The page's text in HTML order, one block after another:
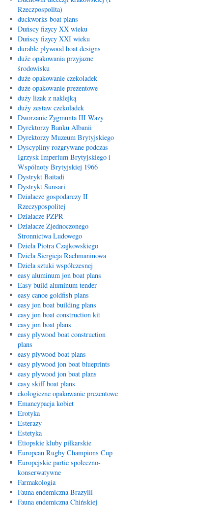
Rzeczpospolita)
duckworks boat plans
Duńscy fizycy XX wieku
Duńscy fizycy XXI wieku
durable plywood boat designs
duże opakowania przyjazne
środowisku
duże opakowanie czekoladek
duże opakowanie prezentowe
duży lizak z naklejką
duży zestaw czekoladek
Dworzanie Zygmunta III Wazy
Dyrektorzy Banku Albanii
Dyrektorzy Muzeum Brytyjskiego
Dyscypliny rozgrywane podczas
Igrzysk Imperium Brytyjskiego i
Wspólnoty Brytyjskiej 1966
Dystrykt Baitadi
Dystrykt Sunsari
Działacze gospodarczy II
Rzeczypospolitej
Działacze PZPR
Działacze Zjednoczonego
Stronnictwa Ludowego
Dzieła Piotra Czajkowskiego
Dzieła Siergieja Rachmaninowa
Dzieła sztuki współczesnej
easy aluminum jon boat plans
Easy build aluminum tender
easy canoe goldfish plans
easy jon boat building plans
easy jon boat construction kit
easy jon boat plans
easy plywood boat construction
plans
easy plywood boat plans
easy plywood jon boat blueprints
easy plywood jon boat plans
easy skiff boat plans
ekologiczne opakowanie prezentowe
Emancypacja kobiet
Erotyka
Esterazy
Estetyka
Etiopskie kluby piłkarskie
European Rugby Champions Cup
Europejskie partie społeczno-
konserwatywne
Farmakologia
Fauna endemiczna Brazylii
Fauna endemiczna Chińskiej